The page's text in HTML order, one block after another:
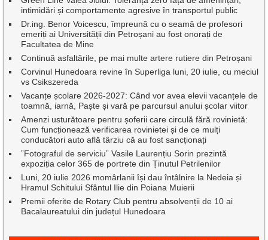
intimidări și comportamente agresive în transportul public
Dr.ing. Benor Voicescu, împreună cu o seamă de profesori
emeriți ai Universității din Petroșani au fost onorați de
Facultatea de Mine
Continuă asfaltările, pe mai multe artere rutiere din Petroșani
Corvinul Hunedoara revine în Superliga luni, 20 iulie, cu meciul
vs Csikszereda
Vacanțe școlare 2026-2027: Când vor avea elevii vacanțele de
toamnă, iarnă, Paște și vară pe parcursul anului școlar viitor
Amenzi usturătoare pentru șoferii care circulă fără rovinietă:
Cum funcționează verificarea rovinietei și de ce mulți
conducători auto află târziu că au fost sancționați
”Fotograful de serviciu” Vasile Laurențiu Sorin prezintă
expoziția celor 365 de portrete din Ținutul Petrilenilor
Luni, 20 iulie 2026 momârlanii își dau întâlnire la Nedeia și
Hramul Schitului Sfântul Ilie din Poiana Muierii
Premii oferite de Rotary Club pentru absolvenții de 10 ai
Bacalaureatului din județul Hunedoara